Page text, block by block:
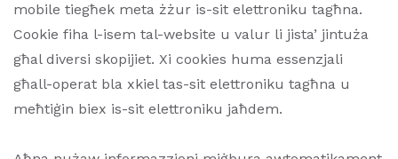
mobile tiegħek meta żżur is-sit elettroniku tagħna.
Cookie fiha l-isem tal-website u valur li jista’ jintuża
għal diversi skopijiet. Xi cookies huma essenzjali
għall-operat bla xkiel tas-sit elettroniku tagħna u
meħtiġin biex is-sit elettroniku jaħdem.